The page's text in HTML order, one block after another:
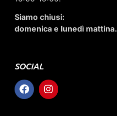
Siamo chiusi:
domenica e lunedì mattina.
SOCIAL